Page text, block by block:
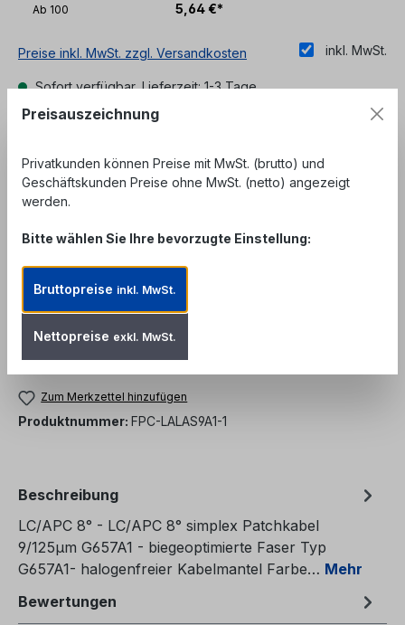
Ab 100 5,64 €*
inkl. MwSt.
Preise inkl. MwSt. zzgl. Versandkosten
Sofort verfügbar, Lieferzeit: 1-3 Tage
0,5 m 1 m 2 m 3 m 5 m
10 m
Unser Angebot richtet sich ausschließlich an
Geschäftskunden, Behörden und öffentliche
Einrichtungen. Kein Verkauf an private
Produkt Anzahl: Gib den
Zum Merkzettel hinzufügen
Produktnummer: FPC-LALAS9A1-1
Beschreibung
LC/APC 8° - LC/APC 8° simplex Patchkabel
9/125µm G657A1 - biegeoptimierte Faser Typ
G657A1- halogenfreier Kabelmantel Farbe… Mehr
Bewertungen
Preisauszeichnung
Privatkunden können Preise mit MwSt. (brutto) und
Geschäftskunden Preise ohne MwSt. (netto) angezeigt
werden.
Bitte wählen Sie Ihre bevorzugte Einstellung:
Bruttopreise inkl. MwSt.
Nettopreise exkl. MwSt.